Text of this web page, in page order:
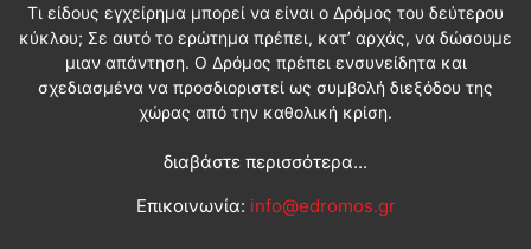
Τι είδους εγχείρημα μπορεί να είναι ο Δρόμος του δεύτερου
κύκλου; Σε αυτό το ερώτημα πρέπει, κατ’ αρχάς, να δώσουμε
μιαν απάντηση. Ο Δρόμος πρέπει ενσυνείδητα και
σχεδιασμένα να προσδιοριστεί ως συμβολή διεξόδου της
χώρας από την καθολική κρίση.
διαβάστε περισσότερα...
Επικοινωνία: info@edromos.gr